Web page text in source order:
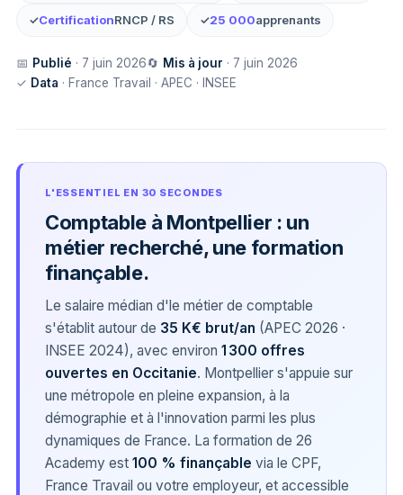
✓CertificationRNCP / RS ✓25 000apprenants
📅 Publié · 7 juin 2026🔄 Mis à jour · 7 juin 2026
✓ Data · France Travail · APEC · INSEE
L'ESSENTIEL EN 30 SECONDES
Comptable à Montpellier : un
métier recherché, une formation
finançable.
Le salaire médian d'le métier de comptable
s'établit autour de 35 K€ brut/an (APEC 2026 ·
INSEE 2024), avec environ 1 300 offres
ouvertes en Occitanie. Montpellier s'appuie sur
une métropole en pleine expansion, à la
démographie et à l'innovation parmi les plus
dynamiques de France. La formation de 26
Academy est 100 % finançable via le CPF,
France Travail ou votre employeur, et accessible